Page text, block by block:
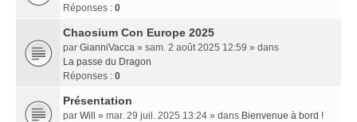
Réponses : 0
Chaosium Con Europe 2025
par GianniVacca » sam. 2 août 2025 12:59 » dans
La passe du Dragon
Réponses : 0
Présentation
par Will » mar. 29 juil. 2025 13:24 » dans Bienvenue à bord !